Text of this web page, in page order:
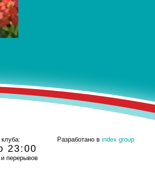
23:00
перерывов
Разработано в index group